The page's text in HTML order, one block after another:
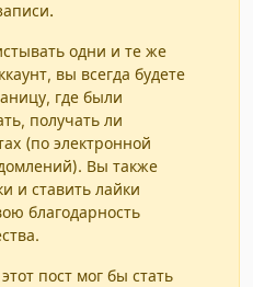
одни и те же
вы всегда будете
где были
получать ли
(по электронной
Вы также
и ставить лайки
благодарность
пост мог бы стать